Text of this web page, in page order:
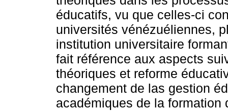
éducatifs, vu que celles-ci
universités vénézuéliennes,
institution universitaire
fait référence aux aspects
théoriques et reforme
changement de las gestion
académiques de la